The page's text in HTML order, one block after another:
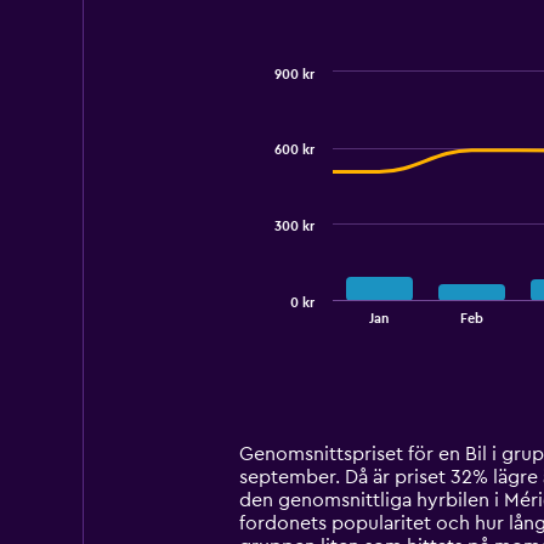
14
categories.
The
chart
Jan Feb
0 kr
300 kr
600 kr
900 kr
Genomsnittspriset för en Bil i
september. Då är priset 32%
den genomsnittliga hyrbilen i
fordonets popularitet och hur